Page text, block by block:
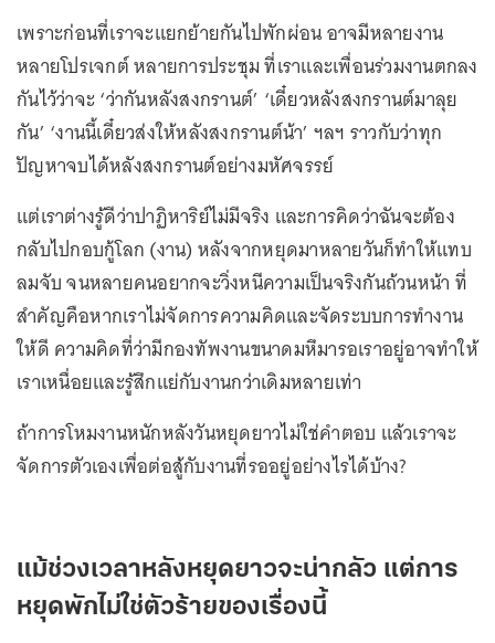
เพราะก่อนที่เราจะแยกย้ายกันไปพักผ่อน อาจมีหลายงาน
หลายโปรเจกต์ หลายการประชุม ที่เราและเพื่อนร่วมงานตกลง
กันไว้ว่าจะ ‘ว่ากันหลังสงกรานต์’ ‘เดี๋ยวหลังสงกรานต์มาลุย
กัน’ ‘งานนี้เดี๋ยวส่งให้หลังสงกรานต์น้า’ ฯลฯ ราวกับว่าทุก
ปัญหาจบได้หลังสงกรานต์อย่างมหัศจรรย์
แต่เราต่างรู้ดีว่าปาฏิหาริย์ไม่มีจริง และการคิดว่าฉันจะต้อง
กลับไปกอบกู้โลก (งาน) หลังจากหยุดมาหลายวันก็ทำให้แทบ
ลมจับ จนหลายคนอยากจะวิ่งหนีความเป็นจริงกันถ้วนหน้า ที่
สำคัญคือหากเราไม่จัดการความคิดและจัดระบบการทำงาน
ให้ดี ความคิดที่ว่ามีกองทัพงานขนาดมหึมารอเราอยู่อาจทำให้
เราเหนื่อยและรู้สึกแย่กับงานกว่าเดิมหลายเท่า
ถ้าการโหมงานหนักหลังวันหยุดยาวไม่ใช่คำตอบ แล้วเราจะ
จัดการตัวเองเพื่อต่อสู้กับงานที่รออยู่อย่างไรได้บ้าง?
แม้ช่วงเวลาหลังหยุดยาวจะน่ากลัว แต่การ
หยุดพักไม่ใช่ตัวร้ายของเรื่องนี้